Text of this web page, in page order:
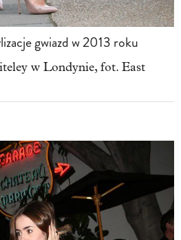
gwiazd w 2013 roku
w Londynie, fot. East